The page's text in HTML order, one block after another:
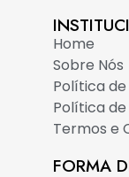
Home
Sobre Nós
Política
Política
Termos e
FORMA